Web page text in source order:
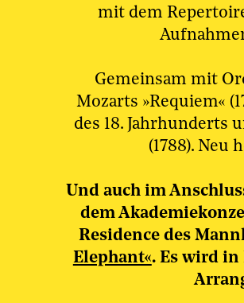
mit dem
Gemeinsam mit
Mozarts »Requiem«
des 18. Jahrhunderts
(1788). Neu
Und auch im
dem
Residence des
Elephant«. Es wird in